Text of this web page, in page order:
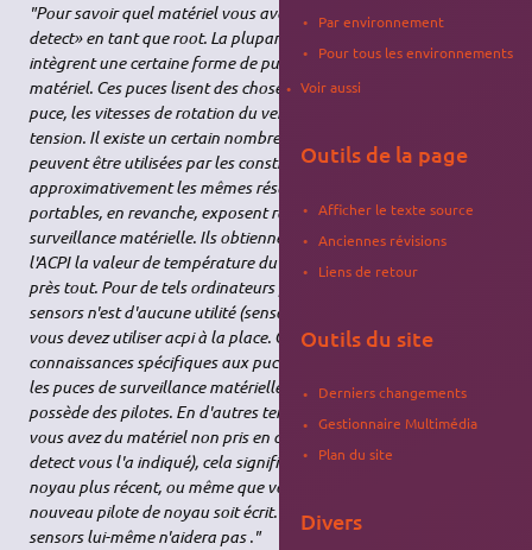
"Pour savoir quel matériel vous avez, il suffit d'exécuter «sensors-
detect» en tant que root. La plupart des cartes mères modernes
intègrent une certaine forme de puces de surveillance du
matériel. Ces puces lisent des choses comme les températures de
puce, les vitesses de rotation du ventilateur et les niveaux de
tension. Il existe un certain nombre de puces différentes qui
peuvent être utilisées par les constructeurs de cartes-mères pour
approximativement les mêmes résultats. Les ordinateurs
portables, en revanche, exposent rarement une puce de
surveillance matérielle. Ils obtiennent souvent du BIOSet/ou de
l'ACPI la valeur de température du processeur, mais c'est à peu
près tout. Pour de tels ordinateurs portables, le paquet lm-
sensors n'est d'aucune utilité (sensors-detect ne trouvera rien), et
vous devez utiliser acpi à la place. Ce paquet ne contient pas de
connaissances spécifiques aux puces. Il prendra en charge toutes
les puces de surveillance matérielle pour lesquelles votre noyau
possède des pilotes. En d'autres termes, si vous découvrez que
vous avez du matériel non pris en charge (par exemple, sensors-
detect vous l'a indiqué), cela signifie que vous avez besoin d'un
noyau plus récent, ou même que vous devez attendre qu'un
nouveau pilote de noyau soit écrit. La mise à jour du paquet lm-
sensors lui-même n'aidera pas ."
Par environnement
Pour tous les environnements
Voir aussi
Outils de la page
Afficher le texte source
Anciennes révisions
Liens de retour
Outils du site
Derniers changements
Gestionnaire Multimédia
Plan du site
Divers